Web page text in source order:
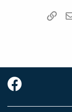
דואר אלקטרוני